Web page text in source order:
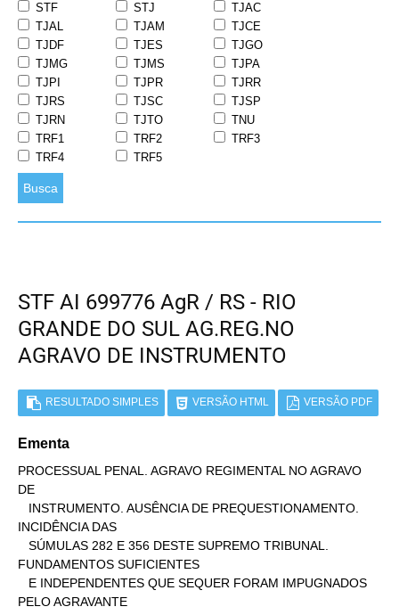
STF STJ
TJAC
TJAL
TJAM
TJCE
TJDF
TJES
TJGO
TJMG
TJMS
TJPA
TJPI
TJPR
TJRR
TJRS
TJSC
TJSP
TJRN
TJTO
TNU
TRF1
TRF2
TRF3
TRF4
TRF5
Busca
STF AI 699776 AgR / RS - RIO
GRANDE DO SUL AG.REG.NO
AGRAVO DE INSTRUMENTO
RESULTADO SIMPLES VERSÃO HTML VERSÃO PDF
Ementa
PROCESSUAL PENAL. AGRAVO REGIMENTAL NO AGRAVO
DE
INCIDÊNCIA DAS
FUNDAMENTOS SUFICIENTES
PELO AGRAVANTE